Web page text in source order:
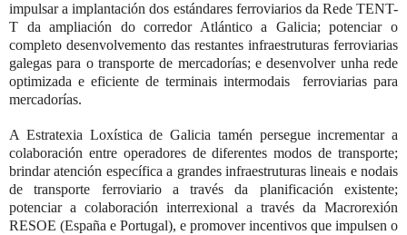
impulsar a implantación dos estándares ferroviarios da Rede TENT-
T da ampliación do corredor Atlántico a Galicia; potenciar o
completo desenvolvemento das restantes infraestruturas ferroviarias
galegas para o transporte de mercadorías; e desenvolver unha rede
optimizada e eficiente de terminais intermodais
ferroviarias para
mercadorías.
A Estratexia Loxística de Galicia tamén persegue incrementar a
colaboración entre operadores de diferentes modos de transporte;
brindar atención específica a grandes infraestruturas lineais e nodais
de transporte ferroviario a través da planificación existente;
potenciar a colaboración interrexional a través da Macrorexión
RESOE (España e Portugal), e promover incentivos que impulsen o